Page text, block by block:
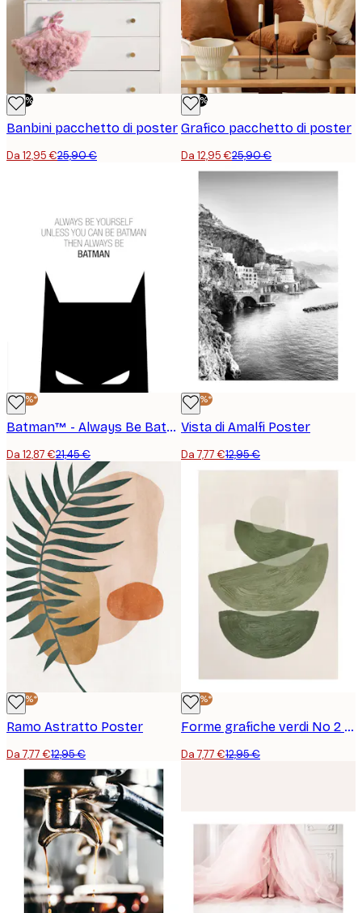
-50%
Banbini pacchetto di poster
Da 12,95 €25,90 €
-50%
Grafico pacchetto di poster
Da 12,95 €25,90 €
-40%*
Batman™ - Always Be Batman Poster
Da 12,87 €21,45 €
-40%*
Vista di Amalfi Poster
Da 7,77 €12,95 €
-40%*
Ramo Astratto Poster
Da 7,77 €12,95 €
-40%*
Forme grafiche verdi No 2 Poster
Da 7,77 €12,95 €